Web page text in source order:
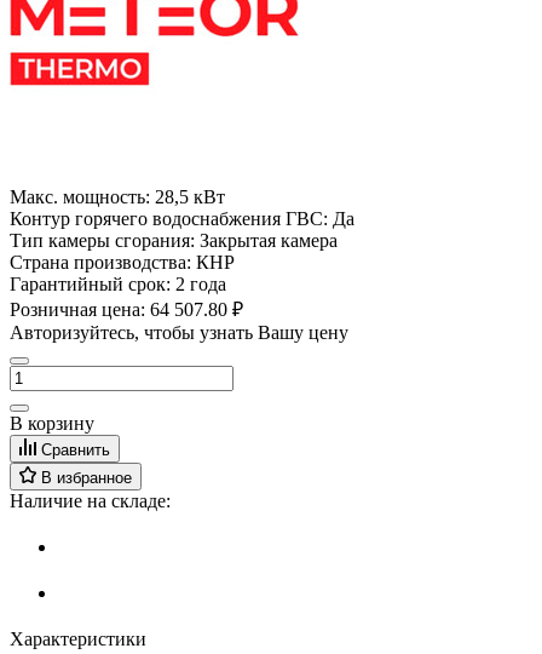
Макс. мощность: 28,5 кВт
Контур горячего водоснабжения ГВС: Да
Тип камеры сгорания: Закрытая камера
Страна производства: КНР
Гарантийный срок: 2 года
Розничная цена: 64 507.80 ₽
Авторизуйтесь, чтобы узнать Вашу цену
В корзину
Сравнить
В избранное
Наличие на складе:
Характеристики